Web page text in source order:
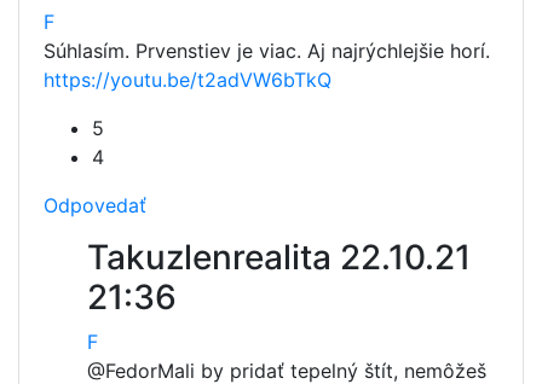
F
Súhlasím. Prvenstiev je viac. Aj najrýchlejšie horí.
https://youtu.be/t2adVW6bTkQ
5
4
Odpovedať
Takuzlenrealita 22.10.21
21:36
F
@FedorMali by pridať tepelný štít, nemôžeš